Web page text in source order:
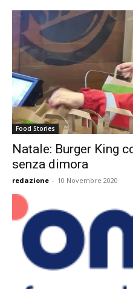
Food Stories
Natale: Burger King
senza dimora
redazione - 10 Novembre 2020